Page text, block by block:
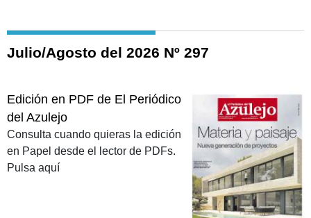
Julio/Agosto del 2026 Nº 297
Edición en PDF de El Periódico
del Azulejo
Consulta cuando quieras la edición
en Papel desde el lector de PDFs.
Pulsa aquí